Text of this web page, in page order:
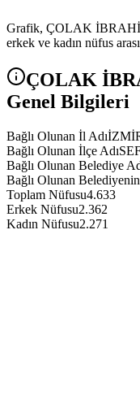
Grafik, ÇOLAK
erkek ve kadın nüfus
ÇOLAK
Genel Bilgileri
Bağlı Olunan İl Adı
Bağlı Olunan İlçe Adı
Bağlı Olunan Belediye
Bağlı Olunan
Toplam Nüfusu4.633
Erkek Nüfusu2.362
Kadın Nüfusu2.271